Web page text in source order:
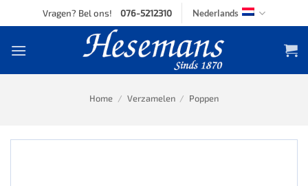
to
Vragen? Bel ons! 076-5212310 Nederlands
Home / Verzamelen / Poppen